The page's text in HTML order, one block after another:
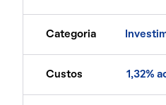
Categoria
Custos 1,32%